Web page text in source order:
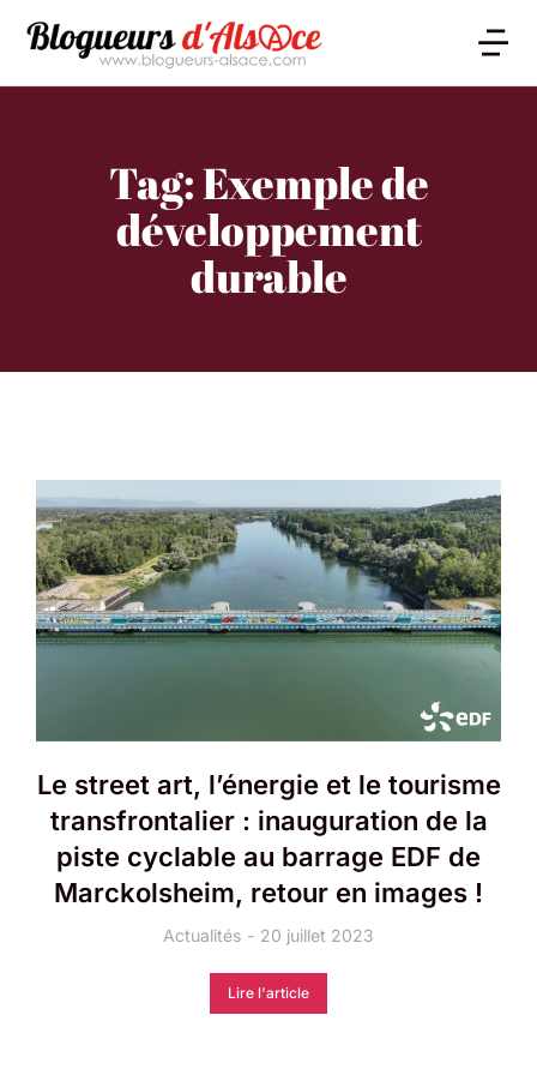
Tag: Exemple de
développement
durable
Le street art, l’énergie et le tourisme
transfrontalier : inauguration de la
piste cyclable au barrage EDF de
Marckolsheim, retour en images !
Actualités 20 juillet 2023
Lire l'article